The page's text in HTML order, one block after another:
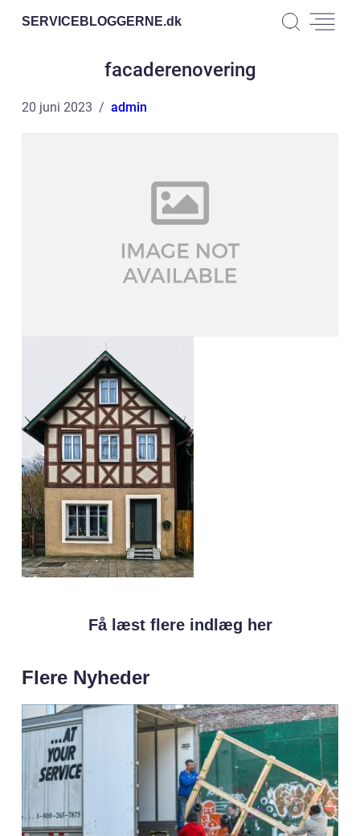
SERVICEBLOGGERNE.dk
facaderenovering
20 juni 2023 admin
Få læst flere indlæg her
Flere Nyheder